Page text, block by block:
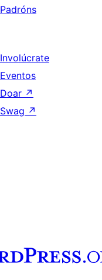
Padróns
Involúcrate
Eventos
Doar ↗
Swag ↗